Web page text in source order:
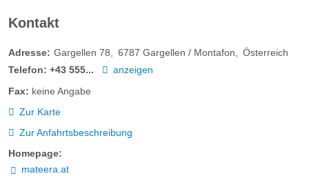
Kontakt
Adresse: Gargellen 78 6787 Gargellen / Montafon
Österreich
Telefon: +43 555...
anzeigen
Fax: keine Angabe
Zur Karte
Zur Anfahrtsbeschreibung
Homepage:
mateera.at